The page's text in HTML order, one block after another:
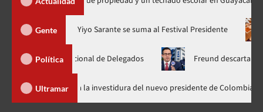
Gente
en nuevo horario Yiyo Sarante se suma al Festival
Política
Nacional de Delegados Freund descarta Secretaría
Ultramar
Abinader llega a Cali para asistir a la investidura del nuevo presidente